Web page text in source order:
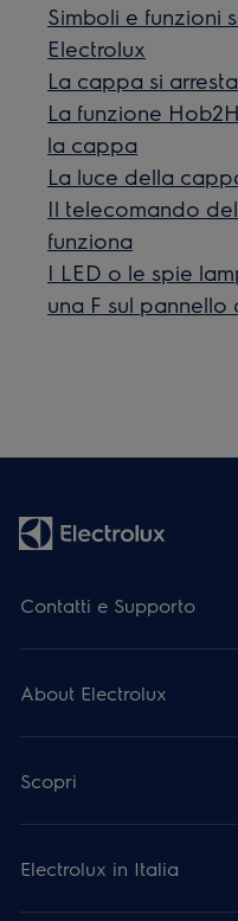
Simboli e funzioni
Electrolux
La cappa si
La funzione
la cappa
La luce della
Il telecomando
funziona
I LED o le spie
una F sul
Contatti e Supporto
About Electrolux
Scopri
Electrolux in Italia